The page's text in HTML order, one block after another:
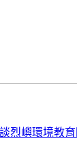
烈嶼環境教